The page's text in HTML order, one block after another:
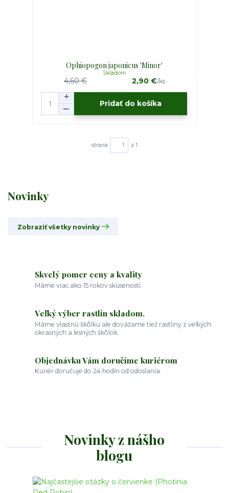
Novinky
Zobraziť všetky novinky
Ophiopogon japonicus 'Minor'
4,60 € 2,90 €/ks
Skladom
Pridať do košíka
strana z 1
Skvelý pomer ceny a kvality
Máme viac ako 15 rokov skúseností.
Veľký výber rastlín skladom.
Máme vlastnú škôlku ale dovážame tiež rastliny z veľkých
okrasných a lesných škôlok.
Objednávku Vám doručíme kuriérom
Kuriér doručuje do 24 hodín od odoslania.
Novinky z nášho
blogu